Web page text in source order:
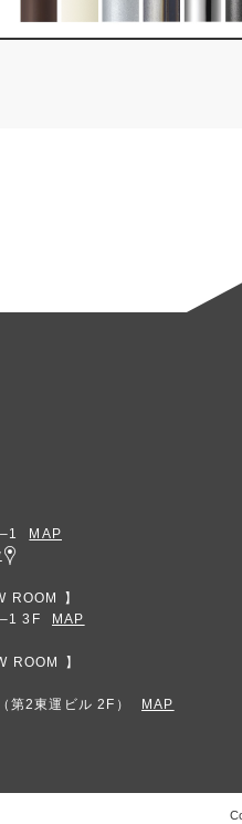
MAP
ROOM
3F
MAP
ROOM
第2東運ビル 2F）
MAP